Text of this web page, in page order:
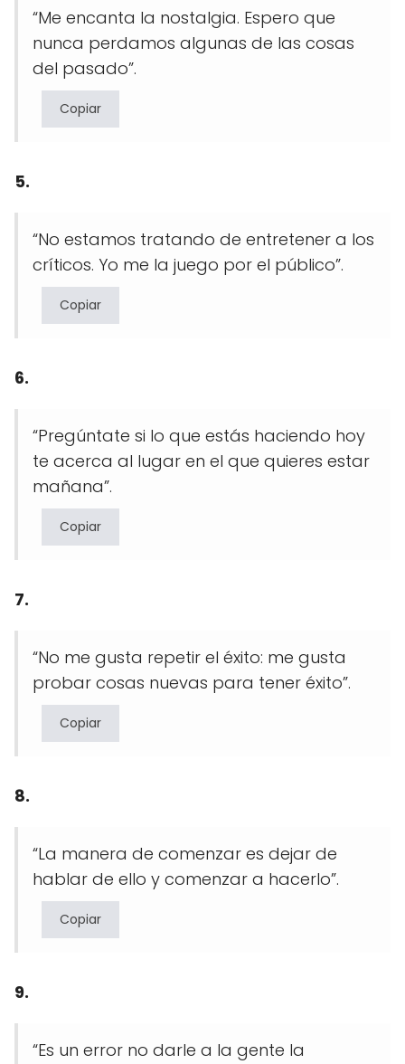
“Me encanta la nostalgia. Espero que
nunca perdamos algunas de las cosas
del pasado”.
Copiar
5.
“No estamos tratando de entretener a los
críticos. Yo me la juego por el público”.
Copiar
6.
“Pregúntate si lo que estás haciendo hoy
te acerca al lugar en el que quieres estar
mañana”.
Copiar
7.
“No me gusta repetir el éxito: me gusta
probar cosas nuevas para tener éxito”.
Copiar
8.
“La manera de comenzar es dejar de
hablar de ello y comenzar a hacerlo”.
Copiar
9.
“Es un error no darle a la gente la